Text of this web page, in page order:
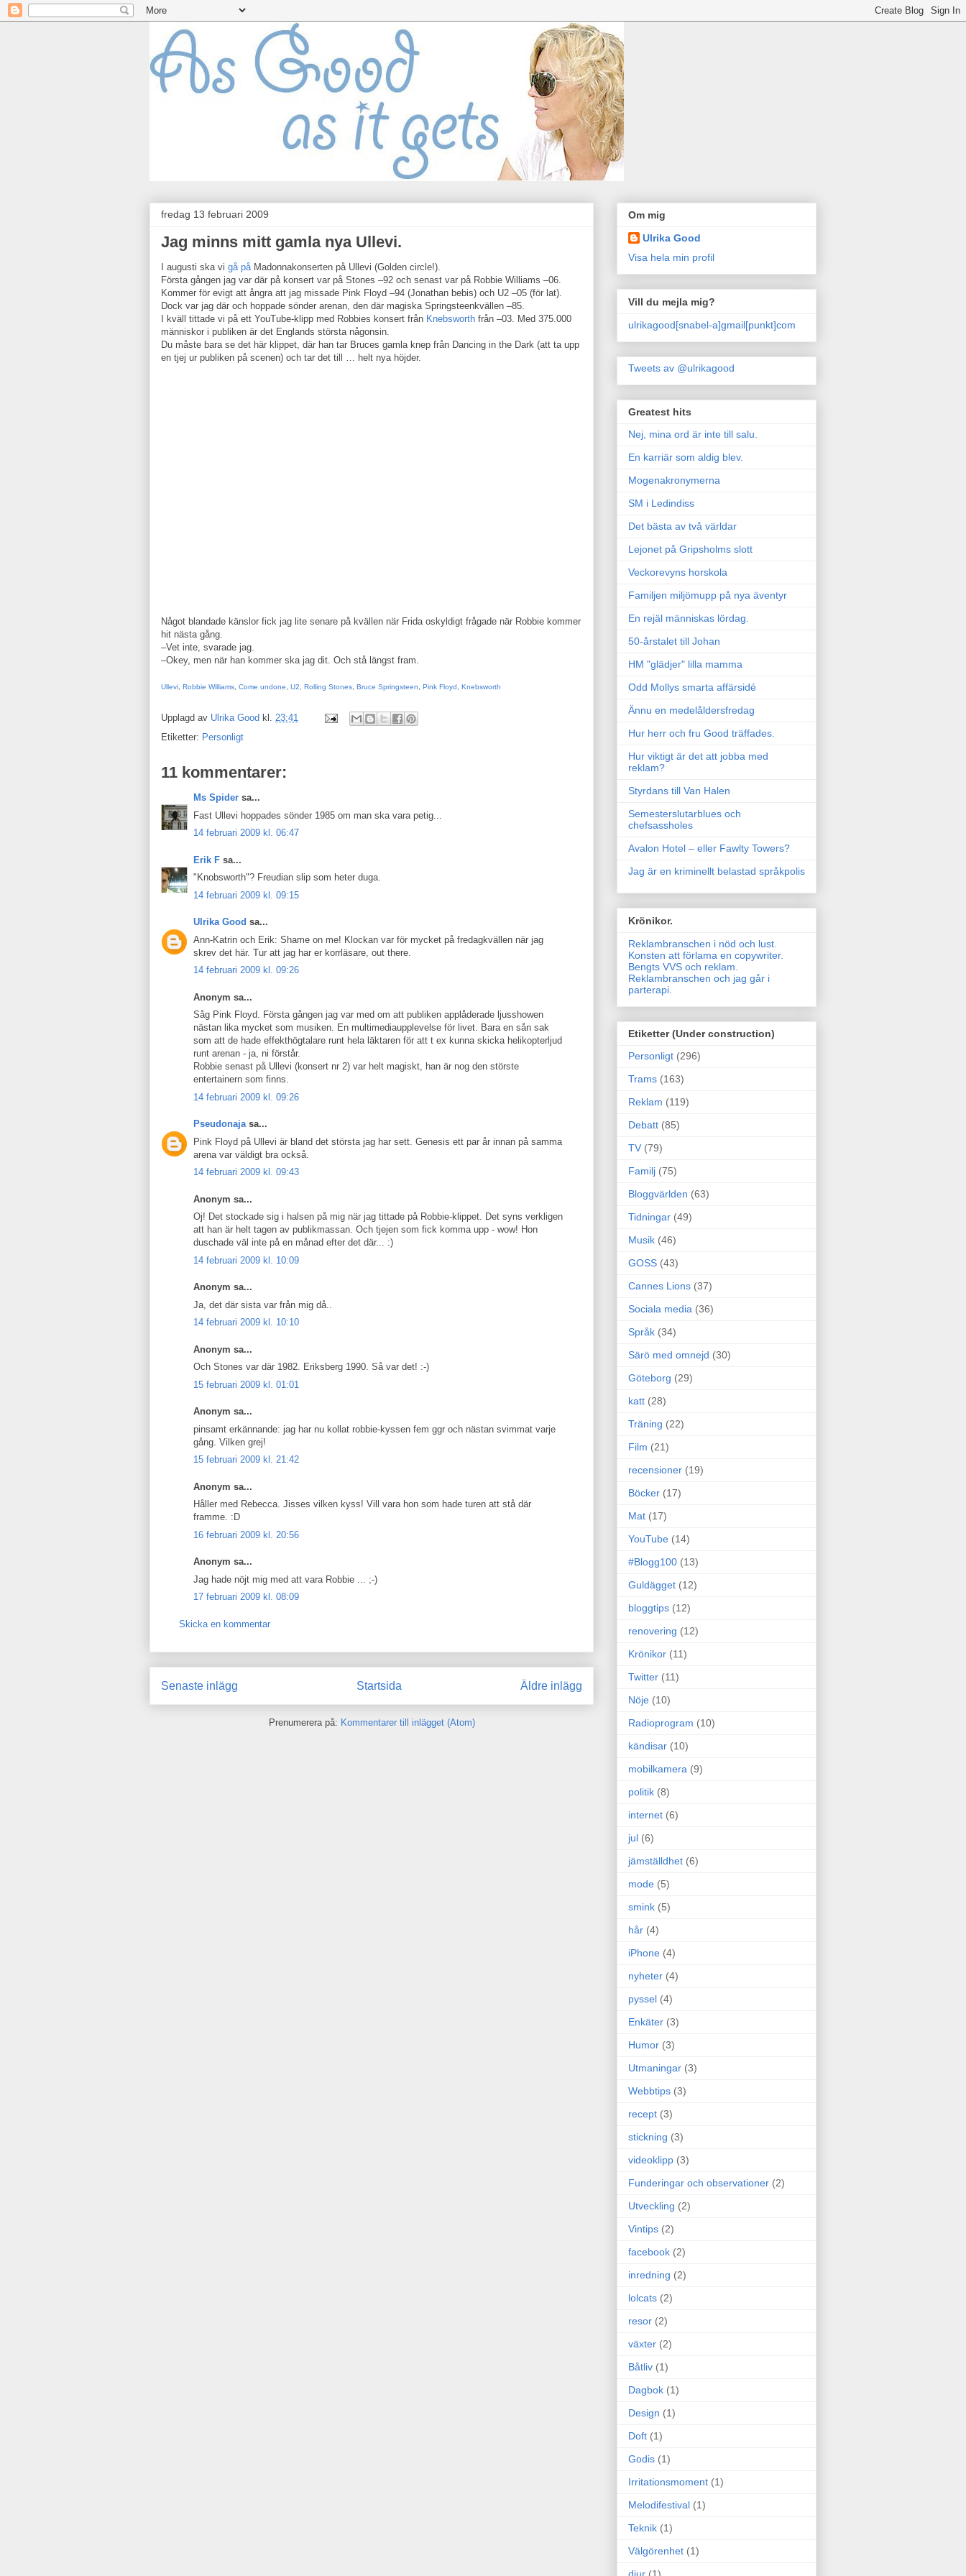
fredag 13 februari 2009
Jag minns mitt gamla nya Ullevi.
I augusti ska vi gå påMadonnakonserten på Ullevi (Golden circle!).
Första gången jag var där på konsert var på Stones –92 och senast var på Robbie Williams –06.
Kommer för evigt att ångra att jag missade Pink Floyd –94 (Jonathan bebis) och U2 –05 (för lat).
Dock var jag där och hoppade sönder arenan, den där magiska Springsteenkvällen –85.
I kväll tittade vi på ett YouTube-klipp med Robbies konsert från Knebsworth från –03. Med 375.000
människor i publiken är det Englands största någonsin.
Du måste bara se det här klippet, där han tar Bruces gamla knep från Dancing in the Dark (att ta upp
en tjej ur publiken på scenen) och tar det till … helt nya höjder.
Något blandade känslor fick jag lite senare på kvällen när Frida oskyldigt frågade när Robbie kommer
hit nästa gång.
–Vet inte, svarade jag.
–Okey, men när han kommer ska jag dit. Och stå längst fram.
Ullevi Robbie Williams Come undone U2 Rolling Stones Bruce Springsteen Pink Floyd Knebsworth
Upplagd av Ulrika Good kl. 23:41
Etiketter: Personligt
11 kommentarer:
Ms Spider sa...
Fast Ullevi hoppades sönder 1985 om man ska vara petig...
14 februari 2009 kl. 06:47
Erik F sa...
"Knobsworth"? Freudian slip som heter duga.
14 februari 2009 kl. 09:15
Ulrika Good sa...
Ann-Katrin och Erik: Shame on me! Klockan var för mycket på fredagkvällen när jag
skrev det här. Tur att jag har er korrläsare, out there.
14 februari 2009 kl. 09:26
Anonym sa...
Såg Pink Floyd. Första gången jag var med om att publiken applåderade ljusshowen
nästan lika mycket som musiken. En multimediaupplevelse för livet. Bara en sån sak
som att de hade effekthögtalare runt hela läktaren för att t ex kunna skicka helikopterljud
runt arenan - ja, ni förstår.
Robbie senast på Ullevi (konsert nr 2) var helt magiskt, han är nog den störste
entertainern som finns.
14 februari 2009 kl. 09:26
Pseudonajasa...
Pink Floyd på Ullevi är bland det största jag har sett. Genesis ett par år innan på samma
arena var väldigt bra också.
14 februari 2009 kl. 09:43
Anonym sa...
Oj! Det stockade sig i halsen på mig när jag tittade på Robbie-klippet. Det syns verkligen
att han är helt tagen av publikmassan. Och tjejen som fick komma upp - wow! Hon
duschade väl inte på en månad efter det där... :)
14 februari 2009 kl. 10:09
Anonym sa...
Ja, det där sista var från mig då..
14 februari 2009 kl. 10:10
Anonym sa...
Och Stones var där 1982. Eriksberg 1990. Så var det! :-)
15 februari 2009 kl. 01:01
Anonym sa...
pinsamt erkännande: jag har nu kollat robbie-kyssen fem ggr och nästan svimmat varje
gång. Vilken grej!
15 februari 2009 kl. 21:42
Anonym sa...
Håller med Rebecca. Jisses vilken kyss! Vill vara hon som hade turen att stå där
framme. :D
16 februari 2009 kl. 20:56
Anonym sa...
Jag hade nöjt mig med att vara Robbie ... ;-)
17 februari 2009 kl. 08:09
Skicka en kommentar
Senaste inlägg Äldre inlägg
Startsida
Prenumerera på: Kommentarer till inlägget (Atom)
Om mig
Ulrika Good
Visa hela min profil
Vill du mejla mig?
ulrikagood[snabel-a]gmail[punkt]com
Tweets av @ulrikagood
Greatest hits
Nej, mina ord är inte till salu.
En karriär som aldig blev.
Mogenakronymerna
SM i Ledindiss
Det bästa av två världar
Lejonet på Gripsholms slott
Veckorevyns horskola
Familjen miljömupp på nya äventyr
En rejäl människas lördag.
50-årstalet till Johan
HM "glädjer" lilla mamma
Odd Mollys smarta affärsidé
Ännu en medelåldersfredag
Hur herr och fru Good träffades.
Hur viktigt är det att jobba med
reklam?
Styrdans till Van Halen
Semesterslutarblues och
chefsassholes
Avalon Hotel – eller Fawlty Towers?
Jag är en kriminellt belastad språkpolis
Krönikor.
Reklambranschen i nöd och lust.
Konsten att förlama en copywriter.
Bengts VVS och reklam.
Reklambranschen och jag går i
parterapi.
Etiketter (Under construction)
Personligt (296)
Trams (163)
Reklam (119)
Debatt (85)
TV (79)
Familj (75)
Bloggvärlden (63)
Tidningar (49)
Musik (46)
GOSS (43)
Cannes Lions (37)
Sociala media (36)
Språk (34)
Särö med omnejd (30)
Göteborg (29)
katt (28)
Träning (22)
Film (21)
recensioner (19)
Böcker (17)
Mat (17)
YouTube (14)
#Blogg100 (13)
Guldägget (12)
bloggtips (12)
renovering (12)
Krönikor (11)
Twitter (11)
Nöje (10)
Radioprogram (10)
kändisar (10)
mobilkamera (9)
politik (8)
internet (6)
jul (6)
jämställdhet (6)
mode (5)
smink (5)
hår (4)
iPhone (4)
nyheter (4)
pyssel (4)
Enkäter (3)
Humor (3)
Utmaningar (3)
Webbtips (3)
recept (3)
stickning (3)
videoklipp (3)
Funderingar och observationer (2)
Utveckling (2)
Vintips (2)
facebook (2)
inredning (2)
lolcats (2)
resor (2)
växter (2)
Båtliv (1)
Dagbok (1)
Design (1)
Doft (1)
Godis (1)
Irritationsmoment (1)
Melodifestival (1)
Teknik (1)
Välgörenhet (1)